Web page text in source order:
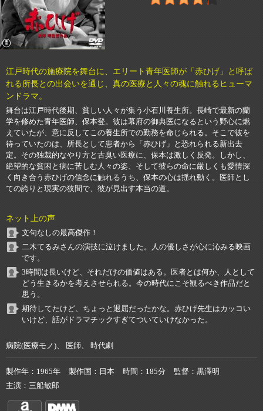
江戸時代の施療院を舞台に、エリート青年医師が「赤ひげ」と呼ば
れる所長との出会いを通じ、真の医療と人々の魂に触れるヒューマ
ンドラマ。
舞台は江戸時代後期、貧しい人々が集う小石川養生所。長崎で最新の蘭
学を修めた青年医師、保本登。彼は幕府の御典医になるという野心に燃
えていたが、意に反してこの養生所での勤務を命じられる。そこで彼を
待っていたのは、所長として患者から「赤ひげ」と恐れられる新出去
定。その独裁的なやり方と古臭い医療に、保本は激しく反発。しかし、
絶望的な貧困と病に苦しむ人々の姿、そして彼らの命に厳しくも愛情深
く向き合う赤ひげの信念に触れるうち、保本の心は揺れ動く。医師とし
ての誇りと現実の狭間で、彼が見出す本当の道。
ネット上の声
文句なしの最高傑作！
二木てるみさんの演技に泣けました。人の優しさが心に沁みる映画
です。
3時間は長いけど、それだけの価値はある。医者とは何か、人として
どう生きるかを考えさせられる。今の時代にこそ観るべき作品だと
思う。
期待してたけど、ちょっと退屈だったかな。赤ひげ先生はカッコい
いけど、話がドラマチックすぎてついていけなかった。
病院(医療モノ)、 医師、 時代劇
製作年 1965年 製作国 日本 時間 185分 監督
黒澤明
主演
三船敏郎